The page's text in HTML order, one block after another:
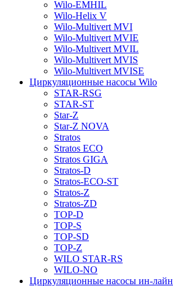
Wilo-EMHIL
Wilo-Helix V
Wilo-Multivert MVI
Wilo-Multivert MVIE
Wilo-Multivert MVIL
Wilo-Multivert MVIS
Wilo-Multivert MVISE
Циркуляционные насосы Wilo
STAR-RSG
STAR-ST
Star-Z
Star-Z NOVA
Stratos
Stratos ECO
Stratos GIGA
Stratos-D
Stratos-ECO-ST
Stratos-Z
Stratos-ZD
TOP-D
TOP-S
TOP-SD
TOP-Z
WILO STAR-RS
WILO-NO
Циркуляционные насосы ин-лайн